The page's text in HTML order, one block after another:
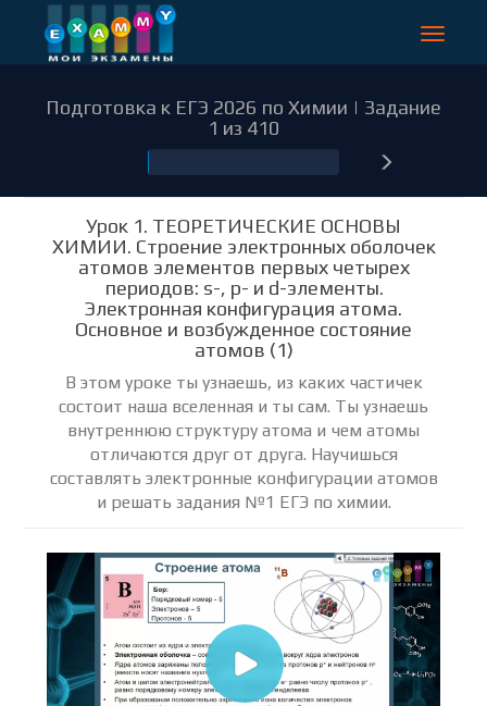
Toggle
Подготовка к ЕГЭ 2026 по Химии | Задание
1 из 410
Урок 1. ТЕОРЕТИЧЕСКИЕ ОСНОВЫ
ХИМИИ. Строение электронных оболочек
атомов элементов первых четырех
периодов: s-, p- и d-элементы.
Электронная конфигурация атома.
Основное и возбужденное состояние
атомов (1)
В этом уроке ты узнаешь, из каких частичек
состоит наша вселенная и ты сам. Ты узнаешь
внутреннюю структуру атома и чем атомы
отличаются друг от друга. Научишься
составлять электронные конфигурации атомов
и решать задания №1 ЕГЭ по химии.